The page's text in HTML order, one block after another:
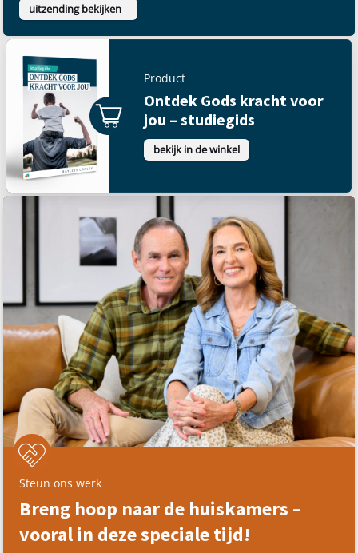
uitzending bekijken
Product
Ontdek Gods kracht voor
jou – studiegids
bekijk in de winkel
Steun ons werk
Breng hoop naar de huiskamers –
vooral in deze speciale tijd!